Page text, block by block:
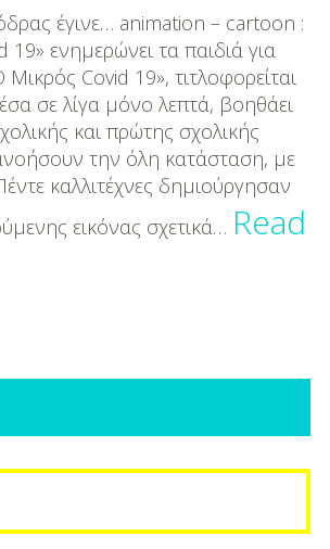
έγινε… animation – cartoon :
ενημερώνει τα παιδιά για
Covid 19», τιτλοφορείται
σε λίγα μόνο λεπτά, βοηθάει
και πρώτης σχολικής
την όλη κατάσταση, με
καλλιτέχνες δημιούργησαν
εικόνας σχετικά… Read